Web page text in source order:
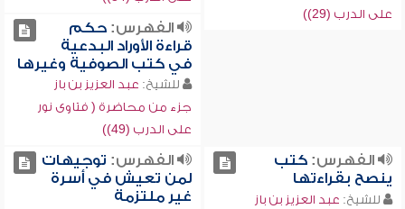
على الدرب (29))
الفهرس:حكم
قراءة الأوراد البدعية
في كتب الصوفية وغيرها
للشيخ: عبد العزيز بن باز
جزء من محاضرة ( فتاوى نور
على الدرب (49))
الفهرس:كتب
ينصح بقراءتها
للشيخ: عبد العزيز بن باز
الفهرس: توجيهات
لمن تعيش في أسرة
غير ملتزمة